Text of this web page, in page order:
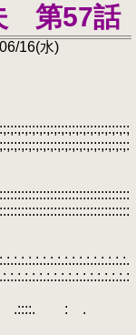
第57話
16(水)
: .